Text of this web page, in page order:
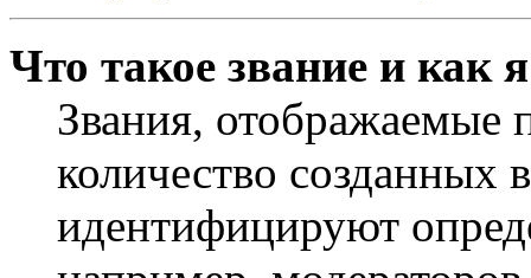
Что такое звание и как
Звания,
количество
идентифицируют